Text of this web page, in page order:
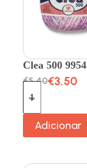
Clea 500 9954
€5.40€3.50
Adicionar